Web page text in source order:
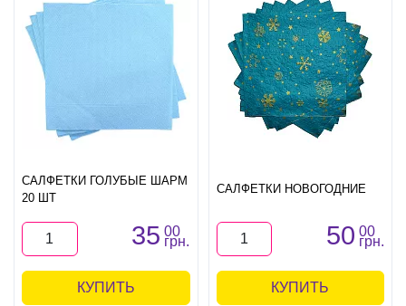
САЛФЕТКИ ГОЛУБЫЕ ШАРМ
20 ШТ
35 00
грн.
КУПИТЬ
САЛФЕТКИ НОВОГОДНИЕ
50 00
грн.
КУПИТЬ